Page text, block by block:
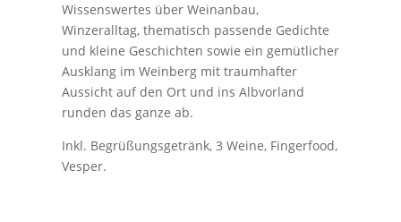
Wissenswertes über Weinanbau,
Winzeralltag, thematisch passende Gedichte
und kleine Geschichten sowie ein gemütlicher
Ausklang im Weinberg mit traumhafter
Aussicht auf den Ort und ins Albvorland
runden das ganze ab.
Inkl. Begrüßungsgetränk, 3 Weine, Fingerfood,
Vesper.